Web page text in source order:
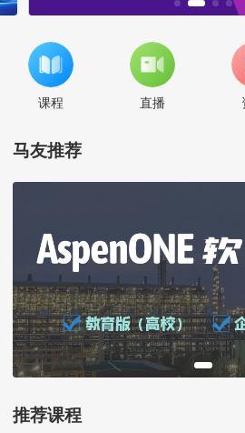
课程 直播
马友推荐
推荐课程